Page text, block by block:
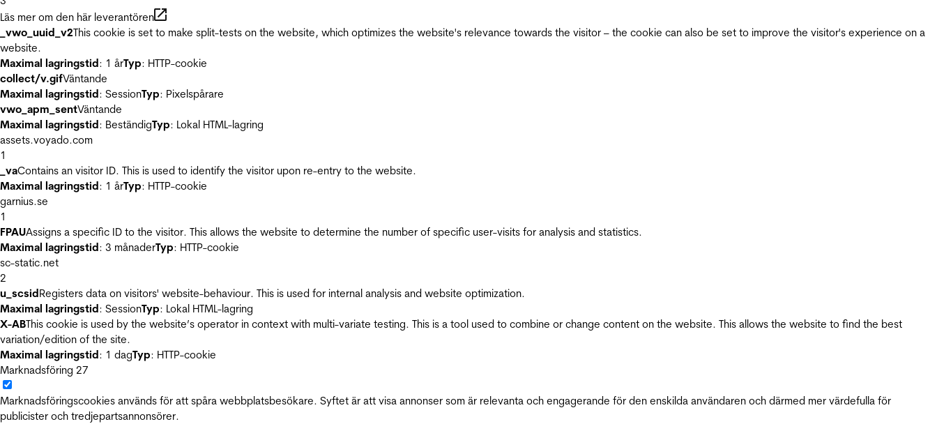
Läs mer om den här leverantören
_vwo_uuid_v2This cookie is set to make split-tests on the website, which optimizes the website's relevance towards the visitor – the cookie can also be set to improve the visitor's experience on a
website.
Maximal lagringstid: 1 årTyp: HTTP-cookie
collect/v.gifVäntande
Maximal lagringstid: SessionTyp: Pixelspårare
vwo_apm_sentVäntande
Maximal lagringstid: BeständigTyp: Lokal HTML-lagring
assets.voyado.com
1
_vaContains an visitor ID. This is used to identify the visitor upon re-entry to the website.
Maximal lagringstid: 1 årTyp: HTTP-cookie
garnius.se
1
FPAUAssigns a specific ID to the visitor. This allows the website to determine the number of specific user-visits for analysis and statistics.
Maximal lagringstid: 3 månaderTyp: HTTP-cookie
sc-static.net
2
u_scsidRegisters data on visitors' website-behaviour. This is used for internal analysis and website optimization.
Maximal lagringstid: SessionTyp: Lokal HTML-lagring
X-ABThis cookie is used by the website’s operator in context with multi-variate testing. This is a tool used to combine or change content on the website. This allows the website to find the best
variation/edition of the site.
Maximal lagringstid: 1 dagTyp: HTTP-cookie
Marknadsföring 27
Marknadsföringscookies används för att spåra webbplatsbesökare. Syftet är att visa annonser som är relevanta och engagerande för den enskilda användaren och därmed mer värdefulla för
publicister och tredjepartsannonsörer.